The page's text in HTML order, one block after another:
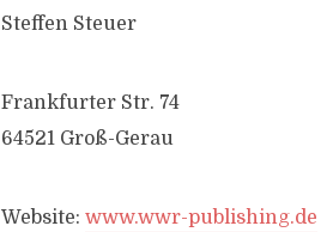
Steffen Steuer
Frankfurter Str. 74
64521 Groß-Gerau
Website: www.wwr-publishing.de